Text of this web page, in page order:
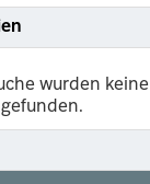
wurden keine